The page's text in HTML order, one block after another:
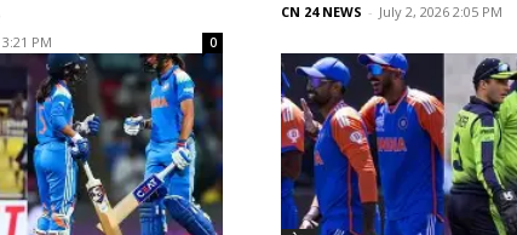
PM 0
CN 24 NEWS - July 2, 2026 2:05 PM